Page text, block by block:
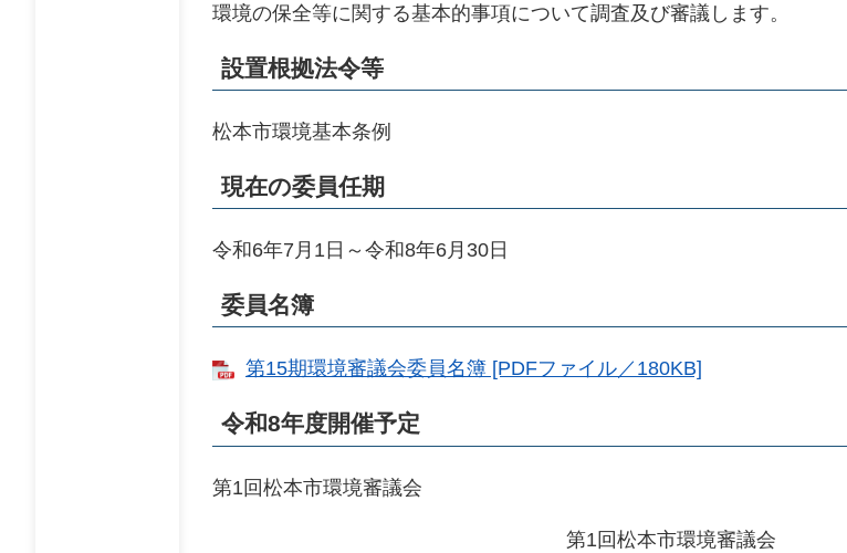
環境の保全等に関する基本的事項について調査及び審議します。
設置根拠法令等
松本市環境基本条例
現在の委員任期
令和6年7月1日～令和8年6月30日
委員名簿
第15期環境審議会委員名簿 [PDFファイル／180KB]
令和8年度開催予定
第1回松本市環境審議会
第1回松本市環境審議会